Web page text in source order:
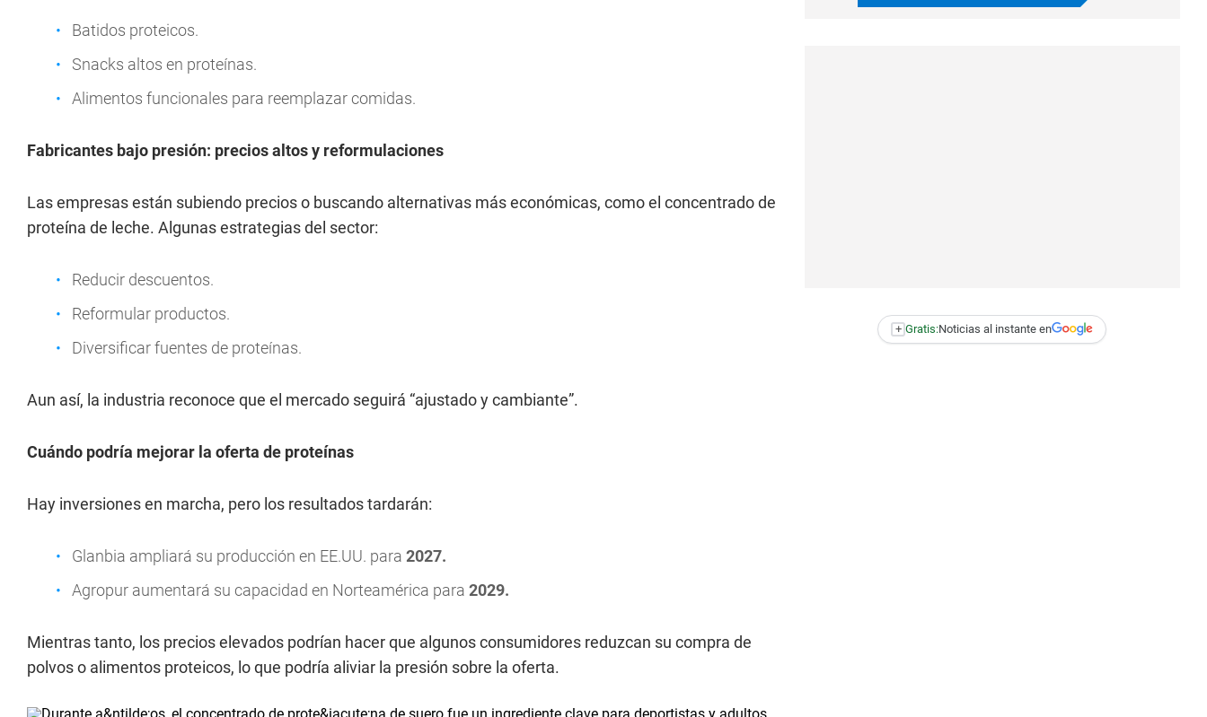
Batidos proteicos.
Snacks altos en proteínas.
Alimentos funcionales para reemplazar comidas.
Fabricantes bajo presión: precios altos y reformulaciones
Las empresas están subiendo precios o buscando alternativas más económicas, como el concentrado de
proteína de leche. Algunas estrategias del sector:
Reducir descuentos.
Reformular productos.
Diversificar fuentes de proteínas.
Aun así, la industria reconoce que el mercado seguirá “ajustado y cambiante”.
Cuándo podría mejorar la oferta de proteínas
Hay inversiones en marcha, pero los resultados tardarán:
Glanbia ampliará su producción en EE.UU. para 2027.
Agropur aumentará su capacidad en Norteamérica para 2029.
Mientras tanto, los precios elevados podrían hacer que algunos consumidores reduzcan su compra de
polvos o alimentos proteicos, lo que podría aliviar la presión sobre la oferta.
+ Gratis:Noticias al instante en